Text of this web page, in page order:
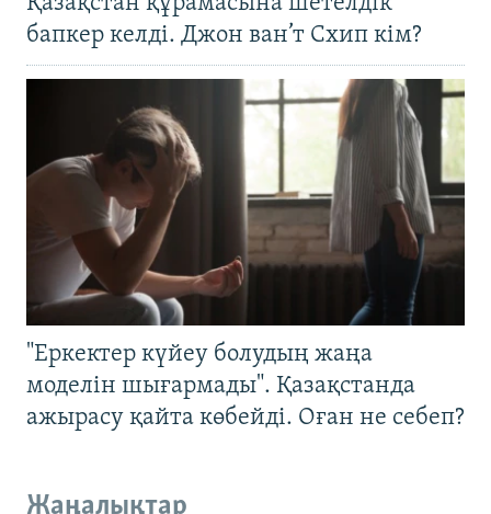
бапкер келді. Джон ван’т Схип кім?
"Еркектер күйеу болудың жаңа
моделін шығармады". Қазақстанда
ажырасу қайта көбейді. Оған не себеп?
Жаңалықтар